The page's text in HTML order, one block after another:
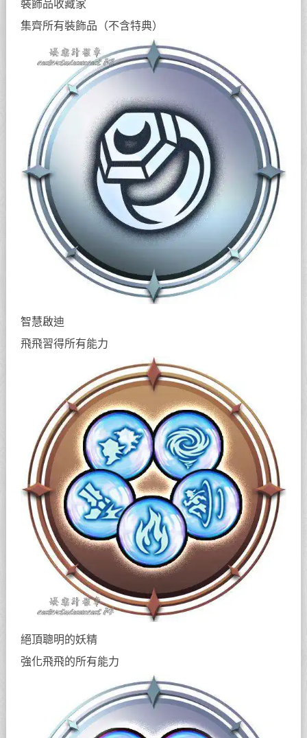
裝飾品收藏家
集齊所有裝飾品（不含特典）
智慧啟迪
飛飛習得所有能力
絕頂聰明的妖精
強化飛飛的所有能力